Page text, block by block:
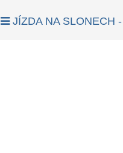
JÍZDA NA SLONECH